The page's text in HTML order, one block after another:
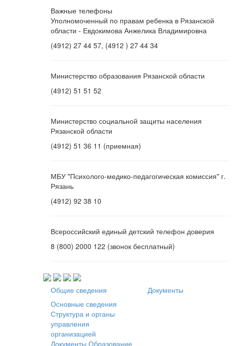
Важные телефоны
Уполномоченный по правам ребенка в Рязанской
области - Евдокимова Анжелика Владимировна
(4912) 27 44 57, (4912 ) 27 44 34
Министерство образования Рязанской области
(4912) 51 51 52
Министерство социальной защиты населения
Рязанской области
(4912) 51 36 11 (приемная)
МБУ "Психолого-медико-педагогическая комиссия" г.
Рязань
(4912) 92 38 10
Всероссийский единый детский телефон доверия
8 (800) 2000 122 (звонок бесплатный)
Общие сведения
Основные сведения
Структура и органы
управления
организацией
Документы Образование
Документы